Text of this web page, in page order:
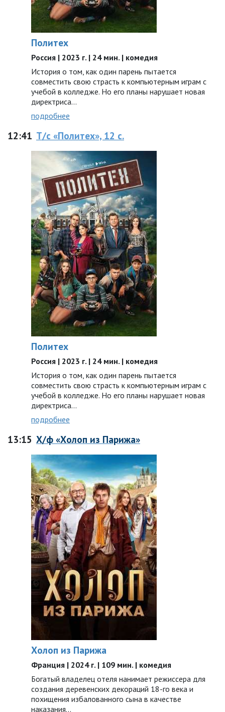
Политех
Россия | 2023 г. | 24 мин. | комедия
История о том, как один парень пытается
совместить свою страсть к компьютерным играм с
учебой в колледже. Но его планы нарушает новая
директриса...
подробнее
12:41 Т/с «Политех», 12 с.
Политех
Россия | 2023 г. | 24 мин. | комедия
История о том, как один парень пытается
совместить свою страсть к компьютерным играм с
учебой в колледже. Но его планы нарушает новая
директриса...
подробнее
13:15 Х/ф «Холоп из Парижа»
Холоп из Парижа
Франция | 2024 г. | 109 мин. | комедия
Богатый владелец отеля нанимает режиссера для
создания деревенских декораций 18-го века и
похищения избалованного сына в качестве
наказания…